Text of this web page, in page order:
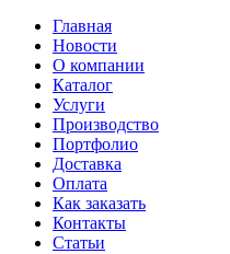
Главная
Новости
О компании
Каталог
Услуги
Производство
Портфолио
Доставка
Оплата
Как заказать
Контакты
Статьи